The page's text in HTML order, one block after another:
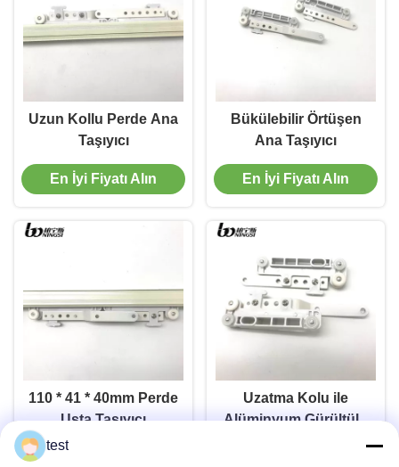
Uzun Kollu Perde Ana
Taşıyıcı
En İyi Fiyatı Alın
Bükülebilir Örtüşen
Ana Taşıyıcı
En İyi Fiyatı Alın
110 * 41 * 40mm Perde
Usta Taşıyıcı
Uzatma Kolu ile
Alüminyum Gürültülü
test